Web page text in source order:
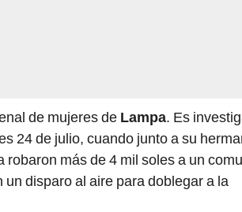
de mujeres de Lampa. Es
24 de julio, cuando junto a su
más de 4 mil soles a un
disparo al aire para doblegar a la